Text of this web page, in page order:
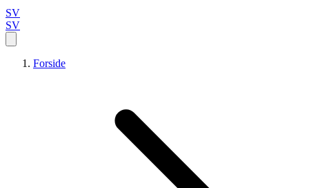
SV
SV
Forside